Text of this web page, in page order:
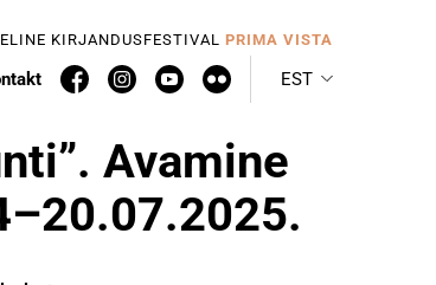
KIRJANDUSFESTIVAL PRIMA VISTA
EST
Avamine